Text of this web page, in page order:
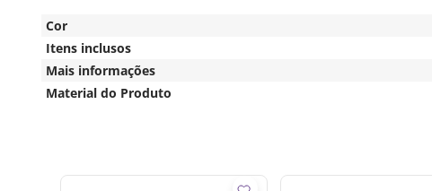
Cor
Itens inclusos
Mais informações
Material do Produto